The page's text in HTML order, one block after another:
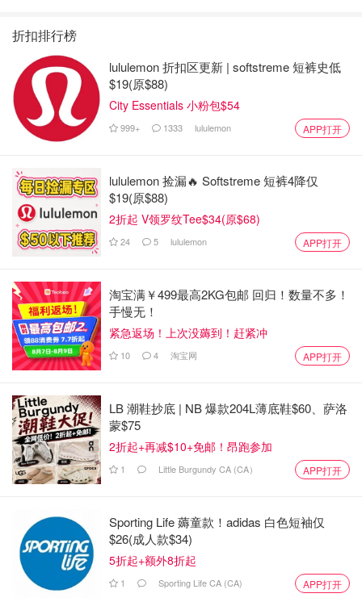
这份项目对于Upper Body workout的安排容量较低，因此在
每个Upper Body Day 我会自己添加一组哑铃卧推/上斜哑铃
卧推及杠铃卧推。
体型上的改变
拍对比图的方式直观的感受到自己重训的进步。贴上文章最
开始的对比图：
图片来自于@努力努力再努力啊 ，版权属于原作者
折扣排行榜
lululemon 折扣区更新 | softstreme 短裤史低
$19(原$88)
City Essentials 小粉包$54
999+ 1333 lululemon APP打开
lululemon 捡漏🔥 Softstreme 短裤4降仅
$19(原$88)
2折起 V领罗纹Tee$34(原$68)
24 5 lululemon APP打开
淘宝满￥499最高2KG包邮 回归！数量不多！
手慢无！
紧急返场！上次没薅到！赶紧冲
10 4 淘宝网 APP打开
LB 潮鞋抄底 | NB 爆款204L薄底鞋$60、萨洛
蒙$75
2折起+再减$10+免邮！昂跑参加
1 Little Burgundy CA (CA） APP打开
Sporting Life 薅童款！adidas 白色短袖仅
$26(成人款$34)
5折起+额外8折起
1 Sporting Life CA (CA) APP打开